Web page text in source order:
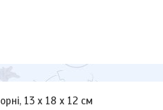
13 х 18 х 12 см